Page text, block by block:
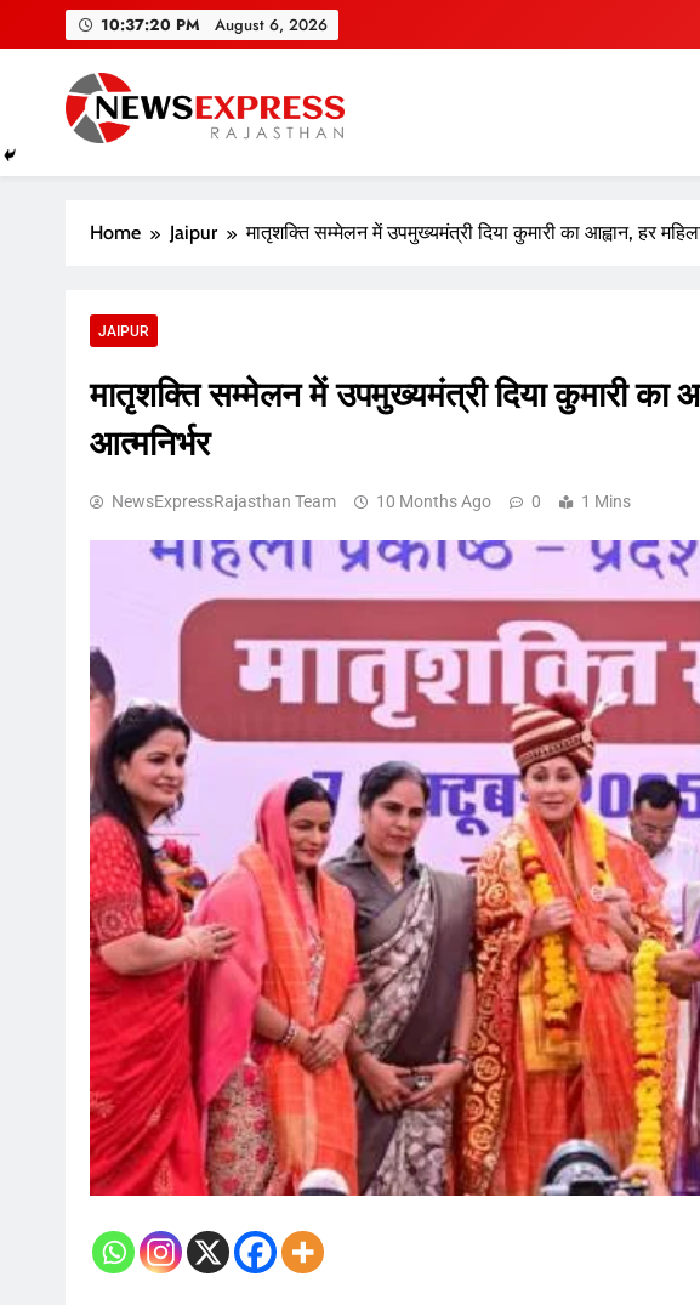
10:37:21 PM August 6, 2026
Home Jaipur मातृशक्ति सम्मेलन में उपमुख्यमंत्री दिया कुमारी का आह्वान, हर
JAIPUR
मातृशक्ति सम्मेलन में उपमुख्यमंत्री दिया कुमारी का
आत्मनिर्भर
NewsExpressRajasthan Team 10 Months Ago 0 1 Mins